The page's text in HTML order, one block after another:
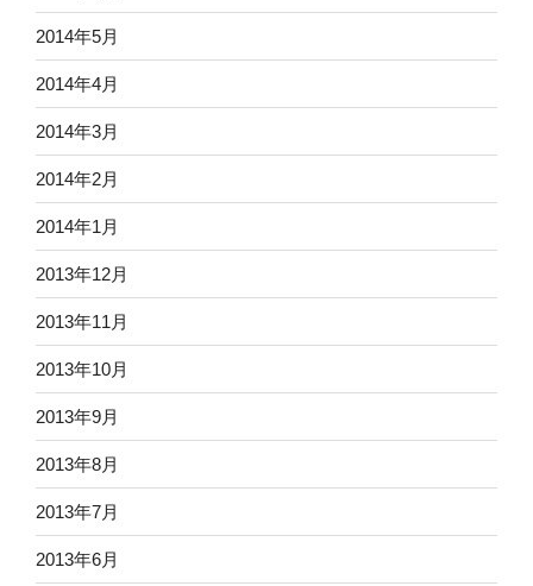
2014年5月
2014年4月
2014年3月
2014年2月
2014年1月
2013年12月
2013年11月
2013年10月
2013年9月
2013年8月
2013年7月
2013年6月